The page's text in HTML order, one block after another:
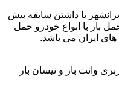
با داشتن سابقه بیش
حمل بار با انواع خودرو حمل
های ایران می باشد.
وانت بار و نیسان بار